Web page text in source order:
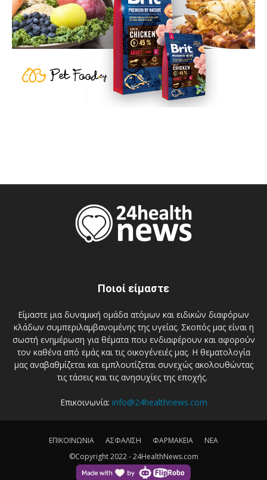
Ποιοί είμαστε
Είμαστε μια δυναμική ομάδα ατόμων και ειδικών διαφόρων
κλάδων συμπεριλαμβανομένης της υγείας. Σκοπός μας είναι η
σωστή ενημέρωση για θέματα που ενδιαφέρουν και αφορούν
τον καθένα από εμάς και τις οικογένειές μας. Η θεματολογία
μας αναβαθμίζεται και εμπλουτίζεται συνεχώς ακολουθώντας
τις τάσεις και τις ανησυχίες της εποχής.
Επικοινωνία: info@24healthnews.com
ΕΠΙΚΟΙΝΩΝΙΑ ΑΣΦΑΛΙΣΗ ΦΑΡΜΑΚΕΙΑ
ΝΕΑ
©Copyright 2022 - 24HealthNews.com